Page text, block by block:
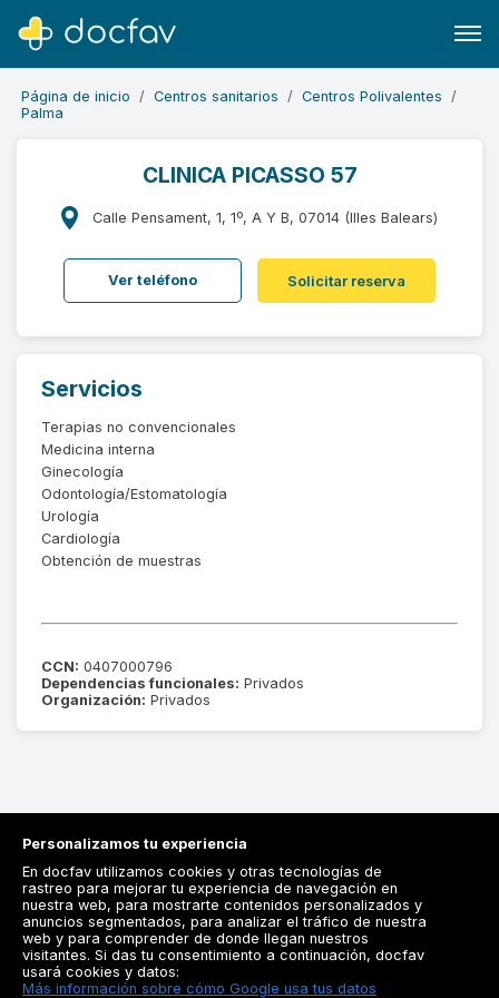
Página de inicio Centros sanitarios
Centros Polivalentes
Palma
CLINICA PICASSO 57
Calle Pensament, 1, 1º, A Y B, 07014 (Illes Balears)
Ver teléfono Solicitar reserva
Servicios
Terapias no convencionales
Medicina interna
Ginecología
Odontología/Estomatología
Urología
Cardiología
Obtención de muestras
CCN: 0407000796
Dependencias funcionales: Privados
Organización: Privados
Registrarse
Docfav
Personalizamos tu experiencia
En docfav utilizamos cookies y otras tecnologías de
rastreo para mejorar tu experiencia de navegación en
nuestra web, para mostrarte contenidos personalizados y
anuncios segmentados, para analizar el tráfico de nuestra
web y para comprender de donde llegan nuestros
visitantes. Si das tu consentimiento a continuación, docfav
usará cookies y datos:
Más información sobre cómo Google usa tus datos